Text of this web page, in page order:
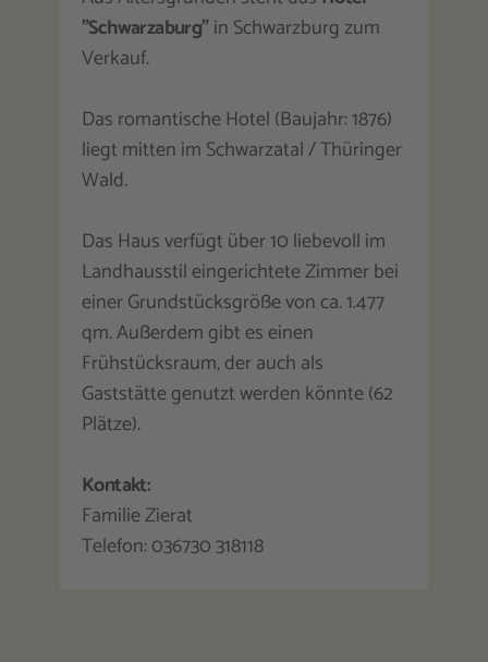
"Schwarzaburg"in Schwarzburg zum
Verkauf.
Das romantische Hotel (Baujahr: 1876)
liegt mitten im Schwarzatal / Thüringer
Wald.
Das Haus verfügt über 10 liebevoll im
Landhausstil eingerichtete Zimmer bei
einer Grundstücksgröße von ca. 1.477
qm. Außerdem gibt es einen
Frühstücksraum, der auch als
Gaststätte genutzt werden könnte (62
Plätze).
Kontakt:
Familie Zierat
Telefon: 036730 318118